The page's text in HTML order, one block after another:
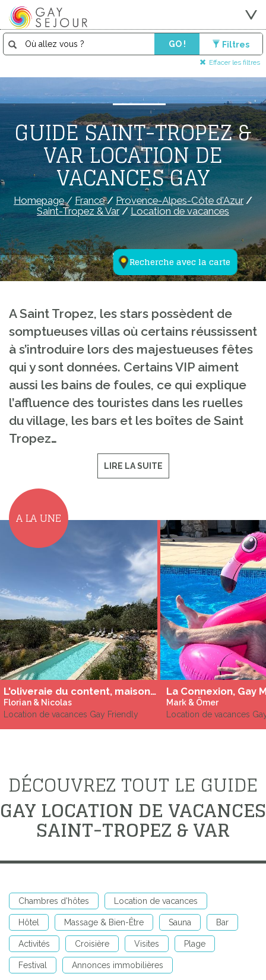
GO ! Filtres
Effacer les filtres
Recherche avec la carte
GUIDE SAINT-TROPEZ &
VAR LOCATION DE
VACANCES GAY
Homepage/ France/ Provence-Alpes-Côte d'Azur/
Saint-Tropez & Var/ Location de vacances
A Saint Tropez, les stars possèdent de
somptueuses villas où certains réussissent
à s’introduire lors des majestueuses fêtes
qui y sont données. Certains VIP aiment
aussi les bains de foules, ce qui explique
l’affluence des touristes dans les ruelles
du village, les bars et les boîtes de Saint
Tropez…
LIRE LA SUITE
A LA UNE
L'oliveraie du content, maison à louer à Saint-Cezaire
Florian & Nicolas
Location de vacances Gay Friendly
Mark & Ömer
Location de vacances
DÉCOUVREZ TOUT LE GUIDE
GAY LOCATION DE VACANCES
SAINT-TROPEZ & VAR
Chambres d'hôtes Location de vacances
Hôtel Massage & Bien-Être Sauna Bar
Activités Croisière Visites Plage
Festival Annonces immobilières